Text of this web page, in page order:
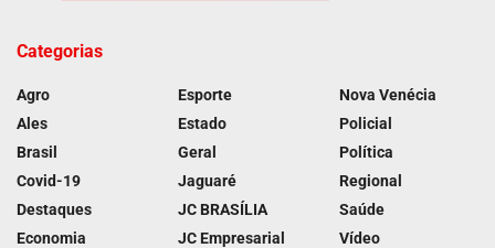
Categorias
Agro
Ales
Brasil
Covid-19
Destaques
Economia
Esporte
Estado
Geral
Jaguaré
JC BRASÍLIA
JC Empresarial
Nova Venécia
Policial
Política
Regional
Saúde
Vídeo